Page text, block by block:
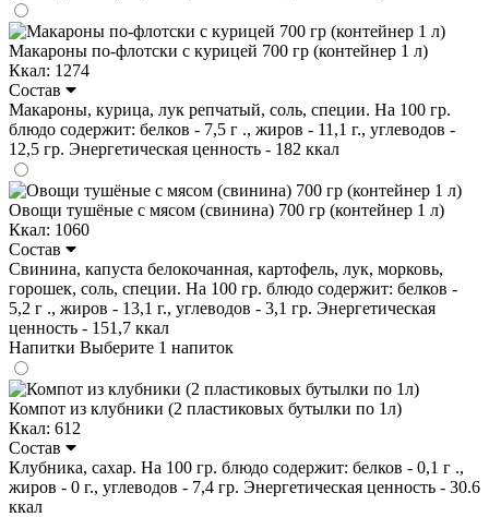
Макароны по-флотски с курицей 700 гр (контейнер 1 л)
Ккал: 1274
Состав
Макароны, курица, лук репчатый, соль, специи. На 100 гр.
блюдо содержит: белков - 7,5 г ., жиров - 11,1 г., углеводов -
12,5 гр. Энергетическая ценность - 182 ккал
Овощи тушёные с мясом (свинина) 700 гр (контейнер 1 л)
Ккал: 1060
Состав
Свинина, капуста белокочанная, картофель, лук, морковь,
горошек, соль, специи. На 100 гр. блюдо содержит: белков -
5,2 г ., жиров - 13,1 г., углеводов - 3,1 гр. Энергетическая
ценность - 151,7 ккал
Напитки Выберите 1 напиток
Компот из клубники (2 пластиковых бутылки по 1л)
Ккал: 612
Состав
Клубника, сахар. На 100 гр. блюдо содержит: белков - 0,1 г .,
жиров - 0 г., углеводов - 7,4 гр. Энергетическая ценность - 30.6
ккал